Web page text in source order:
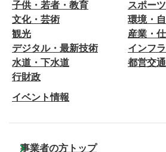
子供・若者・教育
スポーツ
文化・芸術
環境・
観光
産業・
デジタル・最新技術
インフ
水道・下水道
都営交通
行財政
イベント情報
事業者の方トップ